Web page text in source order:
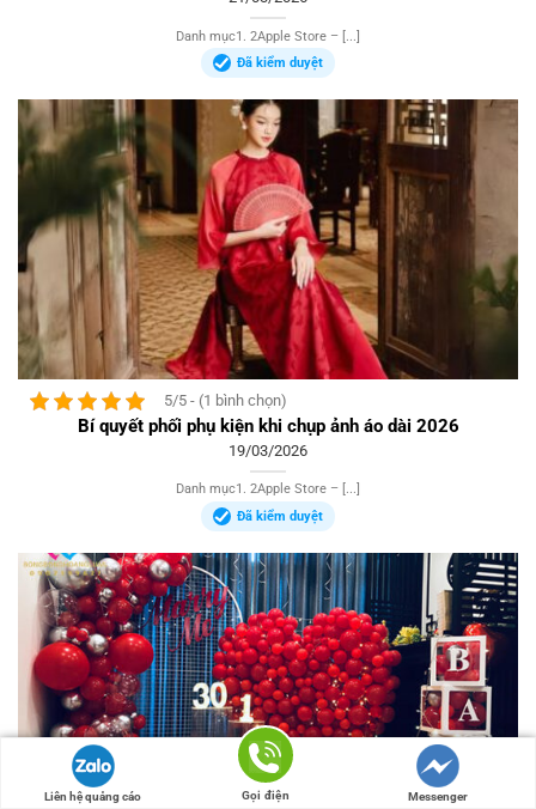
Danh mục1. 2Apple Store – [...]
Đã kiểm duyệt
5/5 - (1 bình chọn)
Bí quyết phối phụ kiện khi chụp ảnh áo dài 2026
19/03/2026
Danh mục1. 2Apple Store – [...]
Đã kiểm duyệt
Liên hệ quảng cáo Gọi điện Messenger